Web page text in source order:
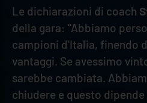
Le dichiarazioni di coach
della gara: “Abbiamo
campioni d'Italia, finendo
vantaggi. Se avessimo
sarebbe cambiata.
chiudere e questo dipende